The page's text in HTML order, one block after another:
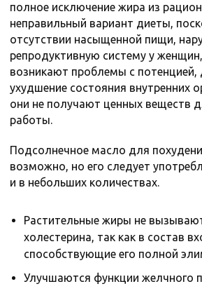
полное исключение жира из
неправильный вариант диеты,
отсутствии насыщенной пищи,
репродуктивную систему у
возникают проблемы с потенцией,
ухудшение состояния внутренних
они не получают ценных веществ
работы.
Подсолнечное масло для
возможно, но его следует
и в небольших количествах.
Растительные жиры не
холестерина, так как в состав
способствующие его полной
Улучшаются функции желчного